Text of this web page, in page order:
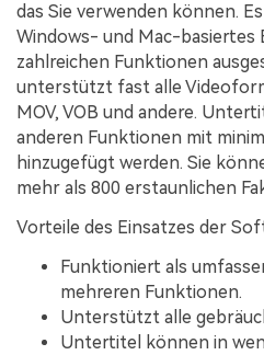
das Sie verwenden können.
Windows- und Mac-basiertes
zahlreichen Funktionen
unterstützt fast alle
MOV, VOB und andere.
anderen Funktionen mit
hinzugefügt werden. Sie
mehr als 800 erstaunlichen
Vorteile des Einsatzes der
Funktioniert als
mehreren Funktionen.
Unterstützt alle
Untertitel können in